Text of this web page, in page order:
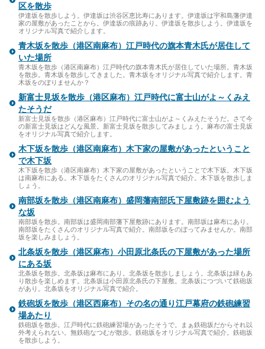
区を散歩
伊達坂を散歩しよう。伊達坂は渋谷区恵比寿にあります。伊達坂は宇和島藩伊達
家の屋敷があったことから。伊達坂の痕跡あり。伊達坂を散歩しよう。伊達坂を
オリジナル写真で紹介します。
青木坂を散歩（港区南麻布）江戸時代の旗本青木氏が居住して
いた場所
青木坂を散歩（港区南麻布）江戸時代の旗本青木氏が居住していた場所。青木坂
を散歩。青木坂を散歩してきました。青木坂をオリジナル写真で紹介します。青
木坂をのぼりませんか？
新富士見坂を散歩（港区麻布）江戸時代に富士山がよ～くみえ
たそうだ
新富士見坂を散歩（港区麻布）江戸時代に富士山がよ～くみえたそうだ。さて今
の新富士見坂はどんな風景。新富士見坂を散歩してみましょう。麻布の富士見坂
をオリジナル写真で紹介します。
木下坂を散歩（港区南麻布）木下家の屋敷があったということ
で木下坂
木下坂を散歩（港区南麻布）木下家の屋敷があったということで木下坂。木下坂
は南麻布にある。木下坂をたくさんのオリジナル写真で紹介。木下坂を散歩しま
しょう。
南部坂を散歩（港区南麻布）盛岡藩南部氏下屋敷跡を囲むよう
な坂
南部坂を散歩。南部坂は盛岡南部藩下屋敷跡にあります。南部坂は麻布にあり。
南部坂をたくさんのオリジナル写真で紹介。南部坂をのぼってみませんか。南部
坂を楽しみましょう。
北条坂を散歩（港区麻布）小田原北条氏の下屋敷があった場所
にある坂
北条坂を散歩。北条坂は麻布にあり。北条坂を散歩しましょう。北条坂は緑もあ
り散歩を楽しめます。北条坂は小田原北条氏の下屋敷。北条坂につづいて鉄砲坂
があり。北条坂をオリジナル写真で紹介。
鉄砲坂を散歩（港区西麻布）その名の通り江戸幕府の鉄砲練習
場あたり
鉄砲坂を散歩。江戸時代に鉄砲練習場があったそうで。まぁ鉄砲坂だからそれ以
外考えられない。無鉄砲なつむが散歩。鉄砲坂をオリジナル写真で紹介。鉄砲坂
を散歩しよう。